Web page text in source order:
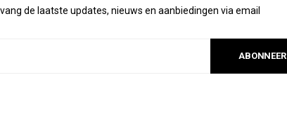
de laatste updates, nieuws en aanbiedingen via email
ABONNEER